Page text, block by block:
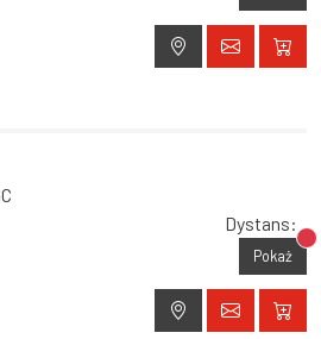
Dystans:
Pokaż